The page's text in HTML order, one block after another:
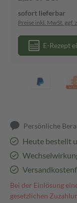
sofort lieferbar
Preise inkl. MwSt. ggf.
E-Rezept
Persönliche
Heute bestellt
Bei der Einlösung
gesetzlichen